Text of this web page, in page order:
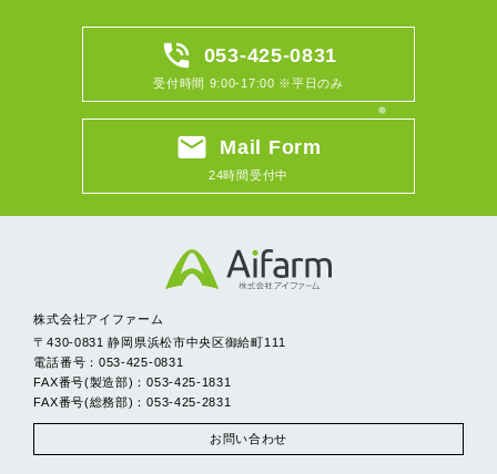
phone_in_talk 053-425-0831
受付時間 9:00-17:00 ※平日のみ
email Mail Form
24時間受付中
株式会社アイファーム
〒430-0831 静岡県浜松市中央区御給町111
電話番号：053-425-0831
FAX番号(製造部)：053-425-1831
FAX番号(総務部)：053-425-2831
お問い合わせ